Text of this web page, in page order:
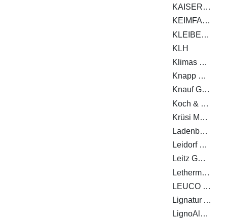
KAISER GmbH & Co. KG
KEIMFARBEN AG
KLEIBERIT SE & Co. KG
KLH
Klimas Wkręt-met
Knapp GmbH
Knauf Gips KG
Koch & Schulte GmbH & Co. KG
Krüsi Maschinenbau AG
Ladenburger GmbH
Leidorf GmbH
Leitz GmbH & Co. KG
Lethermo GmbH
LEUCO Ledermann GmbH & Co. KG
Lignatur AG
LignoAlp DAMIANI-HOLZ&KO AG